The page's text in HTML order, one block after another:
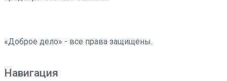
«Доброе дело» - все права защищены.
Навигация